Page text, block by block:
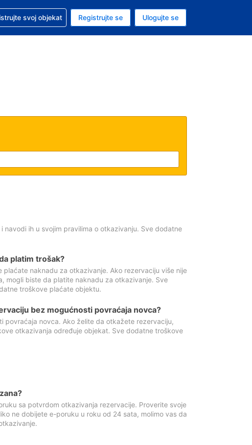
valuta je američki dolar
trenutni jezik je Srpskom
pomoć u vezi sa rezervacijom
svoj objekat Registrujte se Ulogujte se
ih u svojim pravilima o otkazivanju. Sve dodatne
platim trošak?
naknadu za otkazivanje. Ako rezervaciju više nije
mogli biste da platite naknadu za otkazivanje. Sve
troškove plaćate objektu.
bez mogućnosti povraćaja novca?
povraćaja novca. Ako želite da otkažete rezervaciju,
otkazivanja određuje objekat. Sve dodatne troškove
sa potvrdom otkazivanja rezervacije. Proverite svoje
ne dobijete e-poruku u roku od 24 sata, molimo vas da